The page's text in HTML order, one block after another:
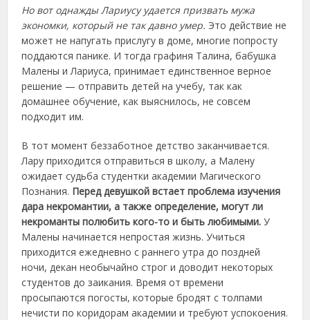
Но вот однажды Лариусу удается призвать мужа
экономки, который не так давно умер. Это действие не
может не напугать прислугу в доме, многие попросту
поддаются панике. И тогда графиня Талина, бабушка
Малены и Лариуса, принимает единственное верное
решение — отправить детей на учебу, так как
домашнее обучение, как выяснилось, не совсем
подходит им.
В тот момент беззаботное детство заканчивается.
Лару приходится отправиться в школу, а Малену
ожидает судьба студентки академии Магического
Познания. Перед девушкой встает проблема изучения
дара некромантии, а также определение, могут ли
некроманты полюбить кого-то и быть любимыми. У
Малены начинается непростая жизнь. Учиться
приходится ежедневно с раннего утра до поздней
ночи, декан необычайно строг и доводит некоторых
студентов до заикания. Время от времени
просыпаются погосты, которые бродят с толпами
нечисти по коридорам академии и требуют успокоения.